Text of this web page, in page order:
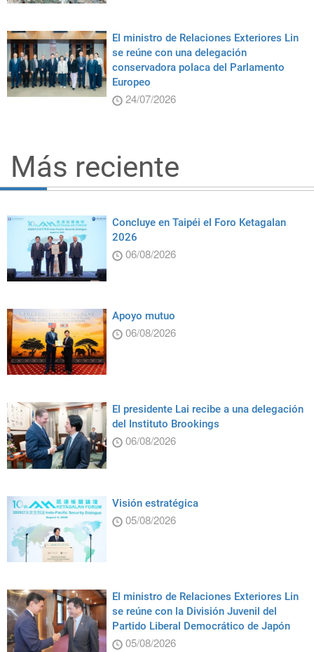
El ministro de Relaciones Exteriores Lin
se reúne con una delegación
conservadora polaca del Parlamento
Europeo
24/07/2026
Más reciente
Concluye en Taipéi el Foro Ketagalan
2026
06/08/2026
Apoyo mutuo
06/08/2026
El presidente Lai recibe a una delegación
del Instituto Brookings
06/08/2026
Visión estratégica
05/08/2026
El ministro de Relaciones Exteriores Lin
se reúne con la División Juvenil del
Partido Liberal Democrático de Japón
05/08/2026